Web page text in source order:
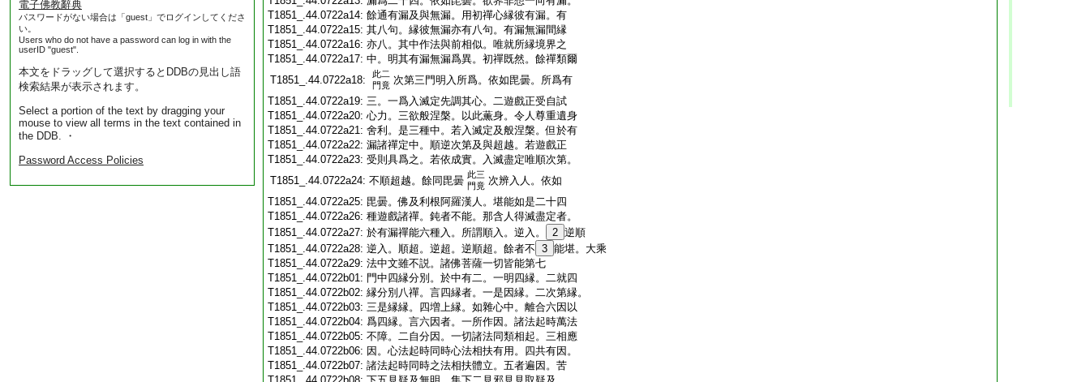
電子佛教辭典
パスワードがない場合は「guest」でログインしてくださ
い。
Users who do not have a password can log in with the
userID "guest".
本文をドラッグして選択するとDDBの見出し語
検索結果が表示されます。
Select a portion of the text by dragging your
mouse to view all terms in the text contained in
the DDB. ・
Password Access Policies
T1851_.44.0722a14: 餘通有漏及與無漏。用初禪心縁彼有漏。有
T1851_.44.0722a15: 其八句。縁彼無漏亦有八句。有漏無漏間縁
T1851_.44.0722a16: 亦八。其中作法與前相似。唯就所縁境界之
T1851_.44.0722a17: 中。明其有漏無漏爲異。初禪既然。餘禪類爾
T1851_.44.0722a18:
此二
門竟 次第三門明入所爲。依如毘曇。所爲有
T1851_.44.0722a19: 三。一爲入滅定先調其心。二遊戲正受自試
T1851_.44.0722a20: 心力。三欲般涅槃。以此薫身。令人尊重遺身
T1851_.44.0722a21: 舍利。是三種中。若入滅定及般涅槃。但於有
T1851_.44.0722a22: 漏諸禪定中。順逆次第及與超越。若遊戲正
T1851_.44.0722a23: 受則具爲之。若依成實。入滅盡定唯順次第。
T1851_.44.0722a24: 不順超越。餘同毘曇 此三
門竟 次辨入人。依如
T1851_.44.0722a25: 毘曇。佛及利根阿羅漢人。堪能如是二十四
T1851_.44.0722a26: 種遊戲諸禪。鈍者不能。那含人得滅盡定者。
T1851_.44.0722a27: 於有漏禪能六種入。所謂順入。逆入。 2 逆順
T1851_.44.0722a28: 逆入。順超。逆超。逆順超。餘者不 3 能堪。大乘
T1851_.44.0722a29: 法中文雖不説。諸佛菩薩一切皆能第七
T1851_.44.0722b01: 門中四縁分別。於中有二。一明四縁。二就四
T1851_.44.0722b02: 縁分別八禪。言四縁者。一是因縁。二次第縁。
T1851_.44.0722b03: 三是縁縁。四増上縁。如雜心中。離合六因以
T1851_.44.0722b04: 爲四縁。言六因者。一所作因。諸法起時萬法
T1851_.44.0722b05: 不障。二自分因。一切諸法同類相起。三相應
T1851_.44.0722b06: 因。心法起時同時心法相扶有用。四共有因。
T1851_.44.0722b07: 諸法起時同時之法相扶體立。五者遍因。苦